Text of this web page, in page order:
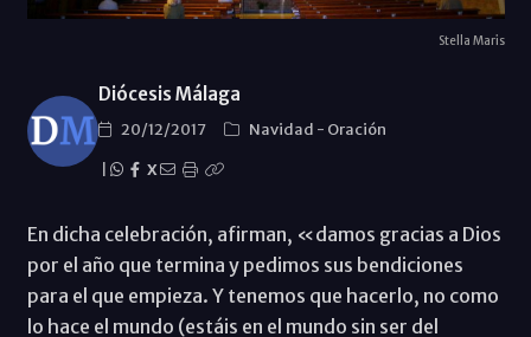
Stella Maris
Diócesis Málaga
20/12/2017 Navidad - Oración
X
En dicha celebración, afirman, «damos gracias a Dios
por el año que termina y pedimos sus bendiciones
para el que empieza. Y tenemos que hacerlo, no como
lo hace el mundo (estáis en el mundo sin ser del